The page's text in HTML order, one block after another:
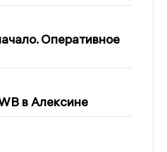
Оперативное
в Алексине